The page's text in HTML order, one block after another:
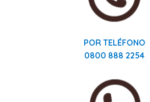
POR TELÉFONO
0800 888 2254